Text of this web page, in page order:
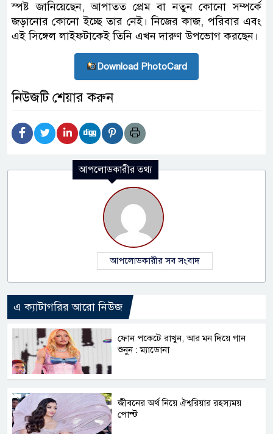
স্পষ্ট জানিয়েছেন, আপাতত প্রেম বা নতুন কোনো সম্পর্কে
জড়ানোর কোনো ইচ্ছে তার নেই। নিজের কাজ, পরিবার এবং
এই সিঙ্গেল লাইফটাকেই তিনি এখন দারুণ উপভোগ করছেন।
Download PhotoCard
নিউজটি শেয়ার করুন
আপলোডকারীর তথ্য
আপলোডকারীর সব সংবাদ
এ ক্যাটাগরির আরো নিউজ
ফোন পকেটে রাখুন, আর মন দিয়ে গান
শুনুন : ম্যাডোনা
জীবনের অর্থ নিয়ে ঐশ্বরিয়ার রহস্যময়
পোস্ট